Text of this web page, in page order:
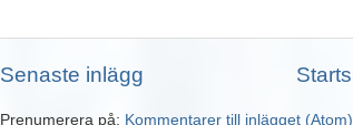
Senaste inlägg
Prenumerera på: Kommentarer till inlägget (Atom)